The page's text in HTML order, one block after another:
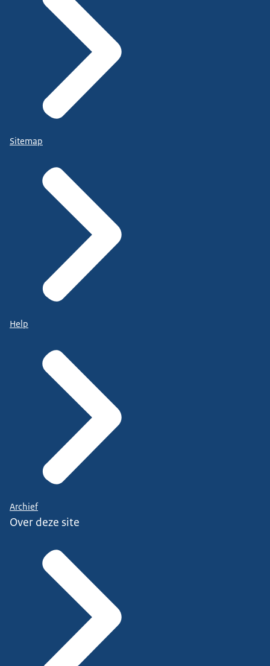
Sitemap
Help
Archief
Over deze site